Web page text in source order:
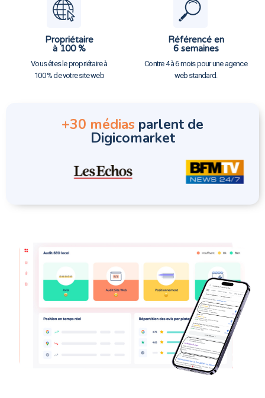
Propriétaire
à 100 %
Vous êtes le propriétaire à
100 % de votre site web
Référencé en
6 semaines
Contre 4 à 6 mois pour une agence
web standard.
+30 médias parlent de
Digicomarket